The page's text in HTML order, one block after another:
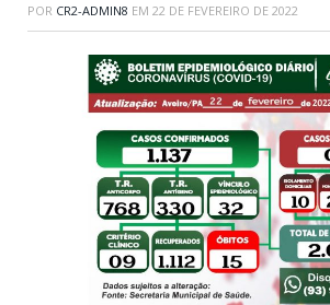
POR CR2-ADMIN8 EM 22 DE FEVEREIRO DE 2022